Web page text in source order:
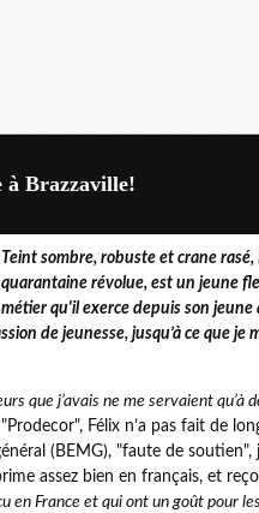
Brazzaville!
Teint sombre, robuste et crane
quarantaine révolue, est un jeune
métier qu'il exerce depuis son jeune
de jeunesse, jusqu’à ce que je
que j’avais ne me servaient qu’à
Félix n’a pas fait de
(BEMG), "faute de
assez bien en français, et
en France et qui ont un goût pour